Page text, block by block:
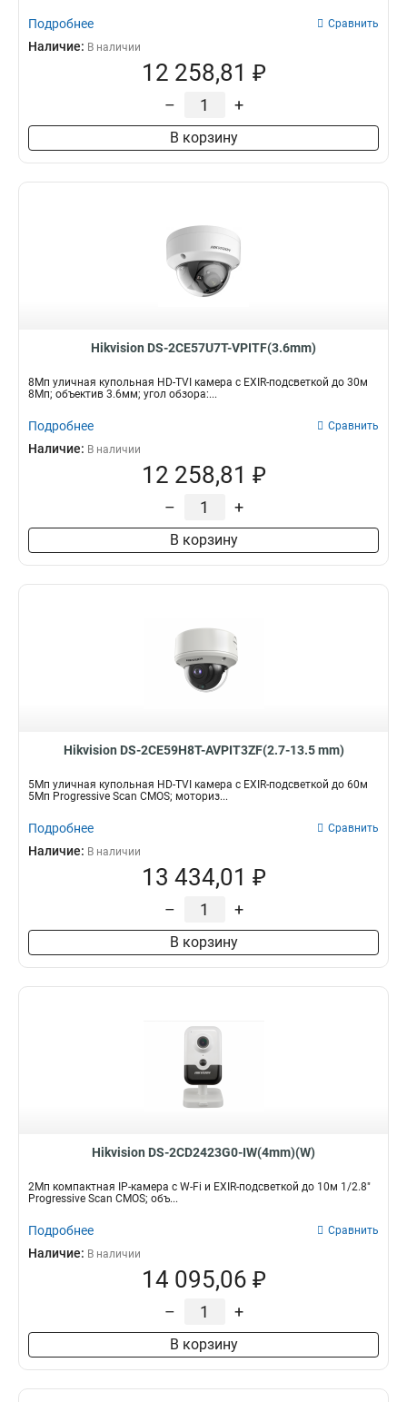
Подробнее Сравнить
Наличие: В наличии
12 258,81 ₽
– +
В корзину
Hikvision DS-2CE57U7T-VPITF(3.6mm)
8Мп уличная купольная HD-TVI камера с EXIR-подсветкой до 30м
8Мп; объектив 3.6мм; угол обзора:...
Подробнее Сравнить
Наличие: В наличии
12 258,81 ₽
– +
В корзину
Hikvision DS-2CE59H8T-AVPIT3ZF(2.7-13.5 mm)
5Мп уличная купольная HD-TVI камера с EXIR-подсветкой до 60м
5Мп Progressive Scan CMOS; моториз...
Подробнее Сравнить
Наличие: В наличии
13 434,01 ₽
– +
В корзину
Hikvision DS-2CD2423G0-IW(4mm)(W)
2Мп компактная IP-камера с W-Fi и EXIR-подсветкой до 10м 1/2.8"
Progressive Scan CMOS; объ...
Подробнее Сравнить
Наличие: В наличии
14 095,06 ₽
– +
В корзину